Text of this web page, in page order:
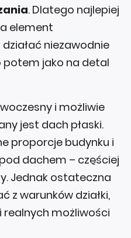
. Dlatego najlepiej
element
niezawodnie
potem jako na detal
i możliwie
jest dach płaski.
proporcje budynku i
dachem – częściej
Jednak ostateczna
z warunków działki,
realnych możliwości